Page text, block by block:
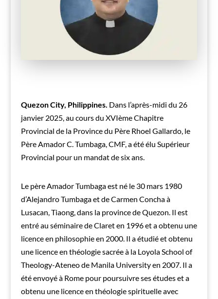
Quezon City, Philippines. Dans l’après-midi du 26
janvier 2025, au cours du XVIème Chapitre
Provincial de la Province du Père Rhoel Gallardo, le
Père Amador C. Tumbaga, CMF, a été élu Supérieur
Provincial pour un mandat de six ans.
Le père Amador Tumbaga est né le 30 mars 1980
d’Alejandro Tumbaga et de Carmen Concha à
Lusacan, Tiaong, dans la province de Quezon. Il est
entré au séminaire de Claret en 1996 et a obtenu une
licence en philosophie en 2000. Il a étudié et obtenu
une licence en théologie sacrée à la Loyola School of
Theology-Ateneo de Manila University en 2007. Il a
été envoyé à Rome pour poursuivre ses études et a
obtenu une licence en théologie spirituelle avec